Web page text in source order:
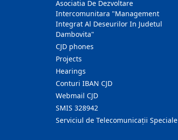
Asociatia De Dezvoltare
Intercomunitara "Management
Integrat Al Deseurilor In Judetul
Dambovita"
CJD phones
Projects
Hearings
Conturi IBAN CJD
Webmail CJD
SMIS 328942
Serviciul de Telecomunicații Speciale